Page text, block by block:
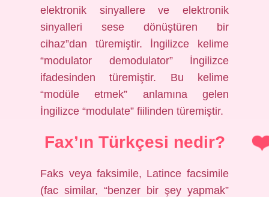
elektronik sinyallere ve elektronik
sinyalleri sese dönüştüren bir
cihaz”dan türemiştir. İngilizce kelime
“modulator demodulator” İngilizce
ifadesinden türemiştir. Bu kelime
“modüle etmek” anlamına gelen
İngilizce “modulate” fiilinden türemiştir.
Fax’ın Türkçesi nedir?
Faks veya faksimile, Latince facsimile
(fac similar, “benzer bir şey yapmak”